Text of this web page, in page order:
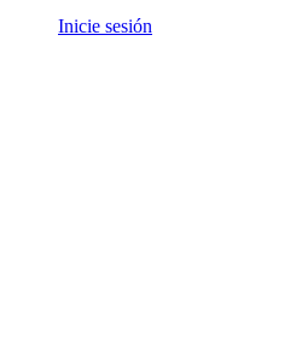
Inicie sesión